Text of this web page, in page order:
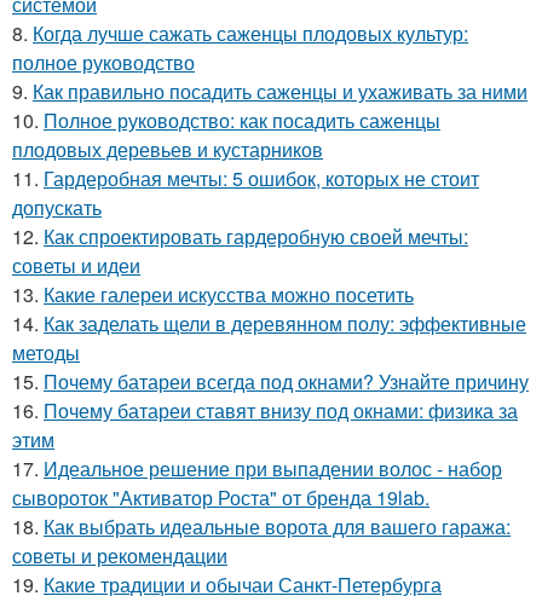
8. Когда лучше сажать саженцы плодовых культур:
полное руководство
9. Как правильно посадить саженцы и ухаживать за ними
10. Полное руководство: как посадить саженцы
плодовых деревьев и кустарников
11. Гардеробная мечты: 5 ошибок, которых не стоит
допускать
12. Как спроектировать гардеробную своей мечты:
советы и идеи
13. Какие галереи искусства можно посетить
14. Как заделать щели в деревянном полу: эффективные
методы
15. Почему батареи всегда под окнами? Узнайте причину
16. Почему батареи ставят внизу под окнами: физика за
этим
17. Идеальное решение при выпадении волос - набор
сывороток "Активатор Роста" от бренда 19lab.
18. Как выбрать идеальные ворота для вашего гаража:
советы и рекомендации
19. Какие традиции и обычаи Санкт-Петербурга